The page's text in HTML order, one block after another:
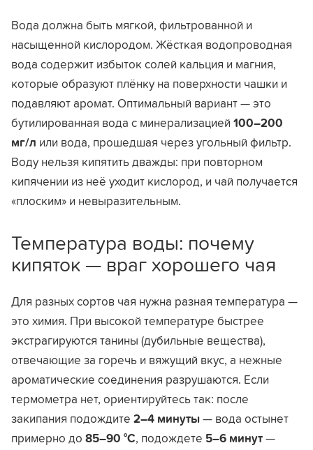
Вода должна быть мягкой, фильтрованной и
насыщенной кислородом. Жёсткая водопроводная
вода содержит избыток солей кальция и магния,
которые образуют плёнку на поверхности чашки и
подавляют аромат. Оптимальный вариант — это
бутилированная вода с минерализацией 100–200
мг/л или вода, прошедшая через угольный фильтр.
Воду нельзя кипятить дважды: при повторном
кипячении из неё уходит кислород, и чай получается
«плоским» и невыразительным.
Температура воды: почему
кипяток — враг хорошего чая
Для разных сортов чая нужна разная температура —
это химия. При высокой температуре быстрее
экстрагируются танины (дубильные вещества),
отвечающие за горечь и вяжущий вкус, а нежные
ароматические соединения разрушаются. Если
термометра нет, ориентируйтесь так: после
закипания подождите 2–4 минуты — вода остынет
примерно до 85–90 °C, подождете 5–6 минут —